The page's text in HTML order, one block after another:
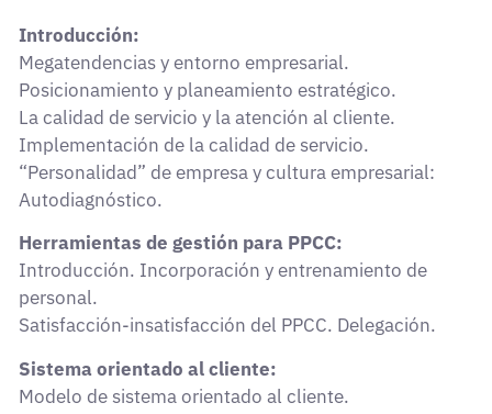
Introducción:
Megatendencias y entorno empresarial.
Posicionamiento y planeamiento estratégico.
La calidad de servicio y la atención al cliente.
Implementación de la calidad de servicio.
“Personalidad” de empresa y cultura empresarial:
Autodiagnóstico.
Herramientas de gestión para PPCC:
Introducción. Incorporación y entrenamiento de
personal.
Satisfacción-insatisfacción del PPCC. Delegación.
Sistema orientado al cliente:
Modelo de sistema orientado al cliente.